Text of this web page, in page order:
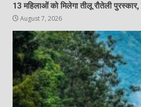
13 महिलाओं को मिलेगा तीलू रौतेली पुरस्कार,
August 7, 2026